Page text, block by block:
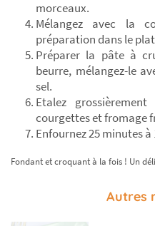
morceaux.
Mélangez avec la
préparation dans le
Préparer la pâte à
beurre, mélangez-le
sel.
Etalez
courgettes et fromage
Enfournez 25 minutes à
Fondant et croquant à la fois ! Un
Autres